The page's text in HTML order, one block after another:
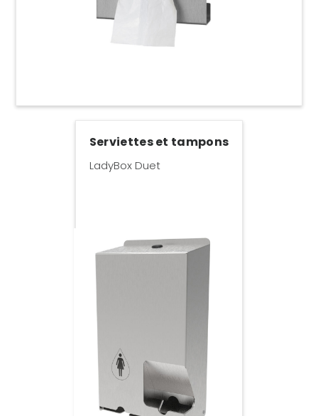
Serviettes et tampons
LadyBox Duet